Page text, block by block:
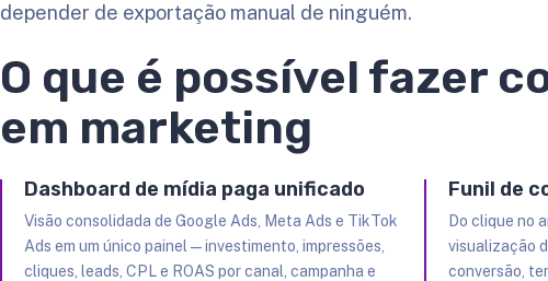
depender de exportação manual de ninguém.
O que é possível fazer
em marketing
Dashboard de mídia paga unificado
Visão consolidada de Google Ads, Meta Ads e TikTok
Ads em um único painel — investimento, impressões,
cliques, leads, CPL e ROAS por canal, campanha e
Funil de
Do clique no
visualização
conversão,